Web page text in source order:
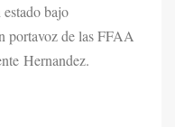
bajo
portavoz de las FFAA
Hernandez.